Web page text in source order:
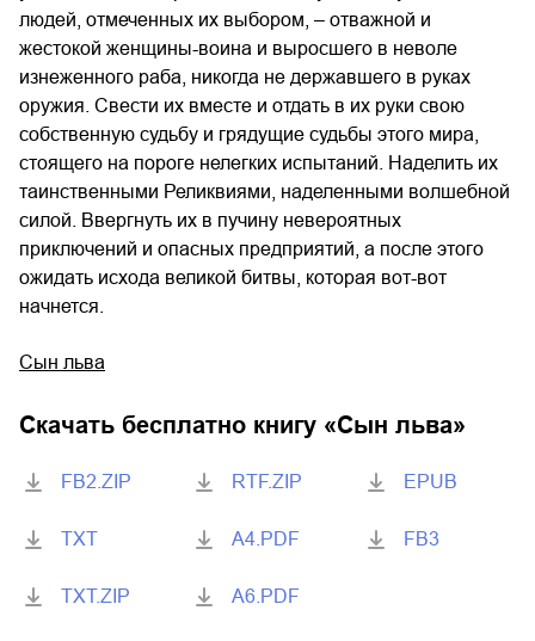
людей, отмеченных их выбором, – отважной и
жестокой женщины-воина и выросшего в неволе
изнеженного раба, никогда не державшего в руках
оружия. Свести их вместе и отдать в их руки свою
собственную судьбу и грядущие судьбы этого мира,
стоящего на пороге нелегких испытаний. Наделить их
таинственными Реликвиями, наделенными волшебной
силой. Ввергнуть их в пучину невероятных
приключений и опасных предприятий, а после этого
ожидать исхода великой битвы, которая вот-вот
начнется.
Сын льва
Скачать бесплатно книгу «Сын льва»
FB2.ZIP
TXT
TXT.ZIP
RTF.ZIP
A4.PDF
A6.PDF
EPUB
FB3